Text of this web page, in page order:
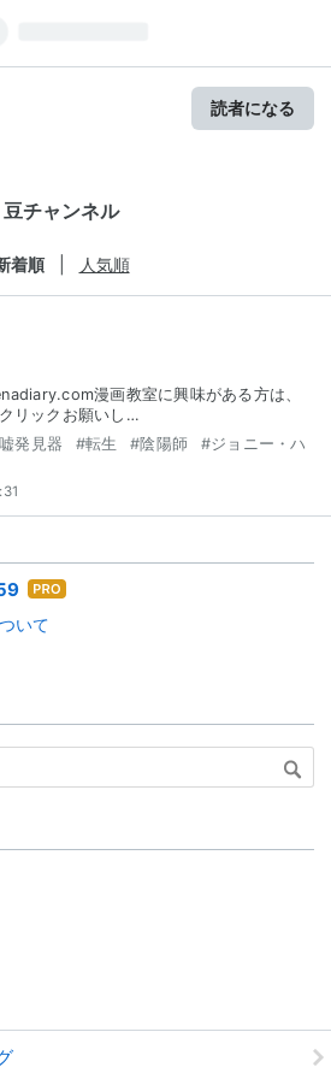
読者になる
豆チャンネル
着順 人気順
漫画教室に興味がある方は、
リックお願いし…
嘘発見器 #転生 #陰陽師 #ジョニー・ハ
はて
ログ
いて